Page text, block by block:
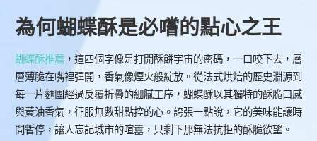
為何蝴蝶酥是必嚐的點心之王
蝴蝶酥推薦，這四個字像是打開酥餅宇宙的密碼，一口咬下去，層
層薄脆在嘴裡彈開，香氣像煙火般綻放。從法式烘焙的歷史淵源到
每一片麵團經過反覆折疊的細膩工序，蝴蝶酥以其獨特的酥脆口感
與黃油香氣，征服無數甜點控的心。誇張一點說，它的美味能讓時
間暫停，讓人忘記城市的喧囂，只剩下那無法抗拒的酥脆欲望。